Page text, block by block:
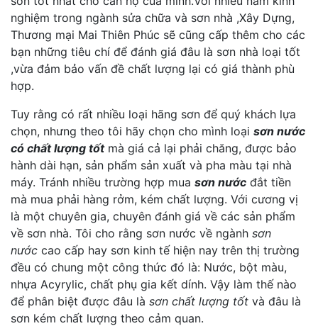
nghiệm trong ngành sửa chữa và sơn nhà ,Xây Dựng,
Thương mại Mai Thiên Phúc sẽ cũng cấp thêm cho các
bạn những tiêu chí để đánh giá đâu là sơn nhà loại tốt
,vừa đảm bảo vấn đề chất lượng lại có giá thành phù
hợp.
Tuy rằng có rất nhiều loại hãng sơn để quý khách lựa
chọn, nhưng theo tôi hãy chọn cho mình loại sơn nước
có chất lượng tốtmà giá cả lại phải chăng, được bảo
hành dài hạn, sản phẩm sản xuất và pha màu tại nhà
máy. Tránh nhiều trường hợp mua sơn nước đắt tiền
mà mua phải hàng rởm, kém chất lượng. Với cương vị
là một chuyên gia, chuyên đánh giá về các sản phẩm
về sơn nhà. Tôi cho rằng sơn nước về ngành sơn
nước cao cấp hay sơn kinh tế hiện nay trên thị trường
đều có chung một công thức đó là: Nước, bột màu,
nhựa Acyrylic, chất phụ gia kết dính. Vậy làm thế nào
để phân biệt được đâu là sơn chất lượng tốt và đâu là
sơn kém chất lượng theo cảm quan.